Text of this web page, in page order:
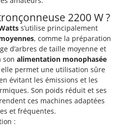
2200 W ?
s’utilise principalement
, comme la préparation
d’arbres de taille moyenne et
son alimentation monophasée
elle permet une utilisation sûre
évitant les émissions et les
Son poids réduit et ses
ces machines adaptées
et fréquentes.
: